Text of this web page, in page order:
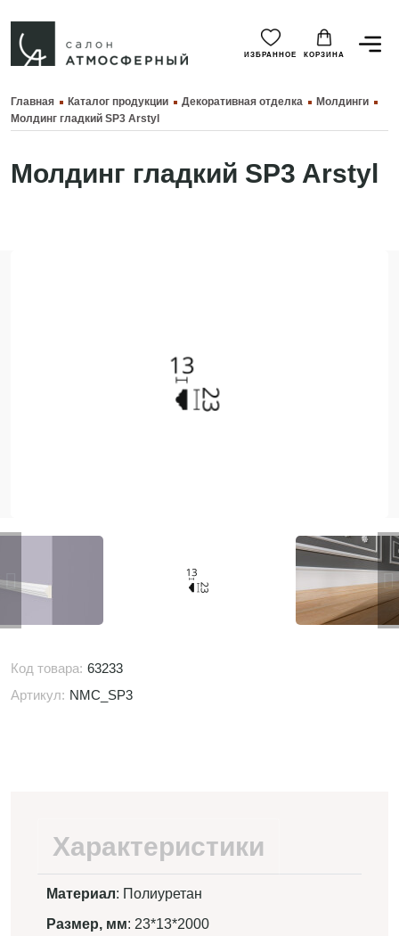
ИЗБРАННОЕ КОРЗИНА
Главная Каталог продукции Декоративная отделка
Молдинги
Молдинг гладкий SP3 Arstyl
Молдинг гладкий SP3 Arstyl
Код товара: 63233
Артикул: NMC_SP3
Характеристики
Материал: Полиуретан
Размер, мм: 23*13*2000